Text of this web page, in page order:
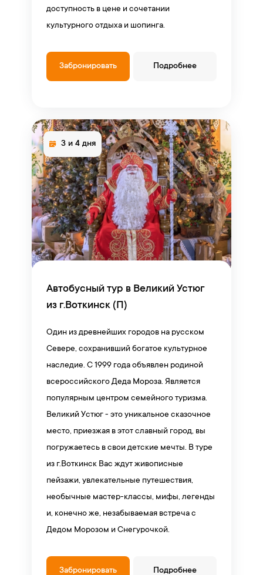
доступность в цене и сочетании
культурного отдыха и шопинга.
Забронировать Подробнее
3 и 4 дня
Автобусный тур в Великий Устюг
из г.Воткинск (П)
Один из древнейших городов на русском
Севере, сохранивший богатое культурное
наследие. С 1999 года объявлен родиной
всероссийского Деда Мороза. Является
популярным центром семейного туризма.
Великий Устюг - это уникальное сказочное
место, приезжая в этот славный город, вы
погружаетесь в свои детские мечты. В туре
из г.Воткинск Вас ждут живописные
пейзажи, увлекательные путешествия,
необычные мастер-классы, мифы, легенды
и, конечно же, незабываемая встреча с
Дедом Морозом и Снегурочкой.
Забронировать Подробнее